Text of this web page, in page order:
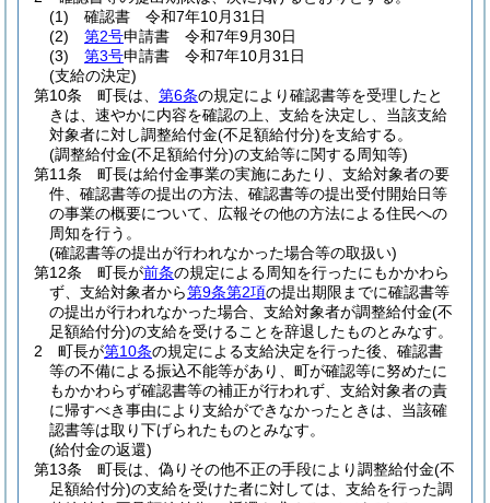
(1)
確認書 令和7年10月31日
(2)
第2号申請書 令和7年9月30日
(3)
第3号申請書 令和7年10月31日
(支給の決定)
第10条
町長は、 第6条の規定により確認書等を受理したと
きは、速やかに内容を確認の上、支給を決定し、当該支給
対象者に対し調整給付金(不足額給付分)を支給する。
(調整給付金(不足額給付分)の支給等に関する周知等)
第11条
町長は給付金事業の実施にあたり、支給対象者の要
件、確認書等の提出の方法、確認書等の提出受付開始日等
の事業の概要について、広報その他の方法による住民への
周知を行う。
(確認書等の提出が行われなかった場合等の取扱い)
第12条
町長が前条の規定による周知を行ったにもかかわら
ず、支給対象者から第9条第2項の提出期限までに確認書等
の提出が行われなかった場合、支給対象者が調整給付金(不
足額給付分)の支給を受けることを辞退したものとみなす。
2
町長が第10条の規定による支給決定を行った後、確認書
等の不備による振込不能等があり、町が確認等に努めたに
もかかわらず確認書等の補正が行われず、支給対象者の責
に帰すべき事由により支給ができなかったときは、当該確
認書等は取り下げられたものとみなす。
(給付金の返還)
第13条
町長は、偽りその他不正の手段により調整給付金(不
足額給付分)の支給を受けた者に対しては、支給を行った調